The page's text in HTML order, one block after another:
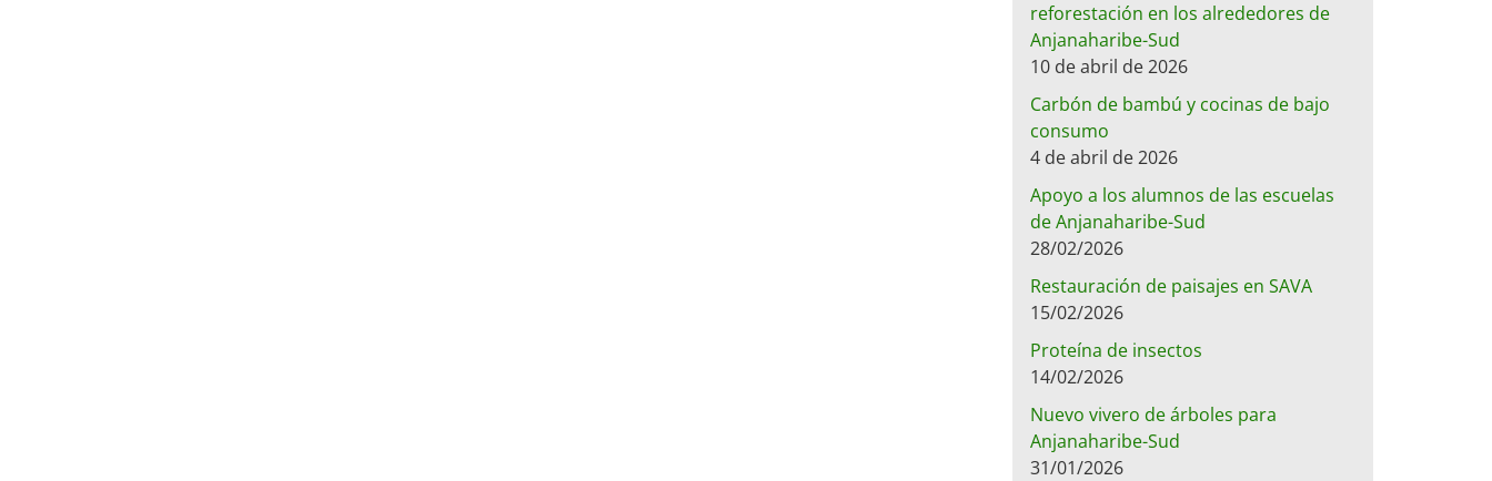
reforestación en los alrededores de
Anjanaharibe-Sud
10 de abril de 2026
Carbón de bambú y cocinas de bajo
consumo
4 de abril de 2026
Apoyo a los alumnos de las escuelas
de Anjanaharibe-Sud
28/02/2026
Restauración de paisajes en SAVA
15/02/2026
Proteína de insectos
14/02/2026
Nuevo vivero de árboles para
Anjanaharibe-Sud
31/01/2026